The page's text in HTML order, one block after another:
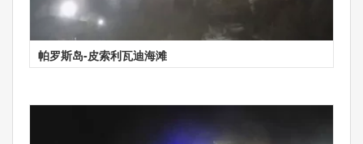
帕罗斯岛-皮索利瓦迪海滩